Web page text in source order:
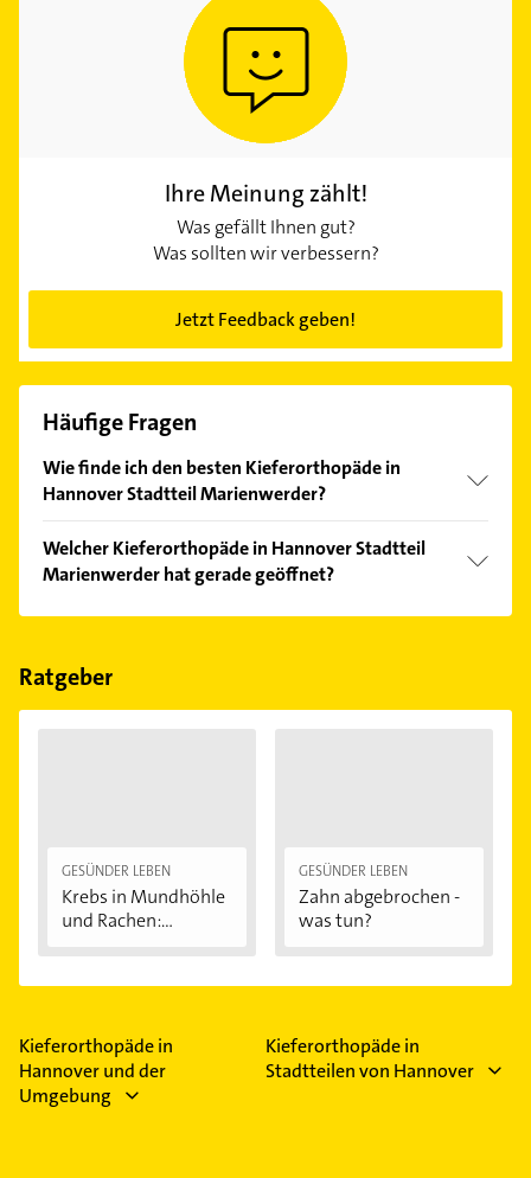
Ihre Meinung zählt!
Was gefällt Ihnen gut?
Was sollten wir verbessern?
Jetzt Feedback geben!
Häufige Fragen
Wie finde ich den besten Kieferorthopäde in
Hannover Stadtteil Marienwerder?
Kundenmeinungen und profitieren Sie von den
Empfehlungen. Die Suchergebnisse können Sie sich
einfach nachBewertungensortiert anzeigen lassen.
Welcher Kieferorthopäde in Hannover Stadtteil
Marienwerder hat gerade geöffnet?
Im Anbieter-Bereich finden Sie alleÖffnungszeiten.
Feiertagen abweichen können.
Ratgeber
GESÜNDER LEBEN
Krebs in Mundhöhle
und Rachen:...
GESÜNDER LEBEN
Zahn abgebrochen -
was tun?
Kieferorthopäde in
Hannover und der
Umgebung
Kieferorthopäde in
Stadtteilen von Hannover